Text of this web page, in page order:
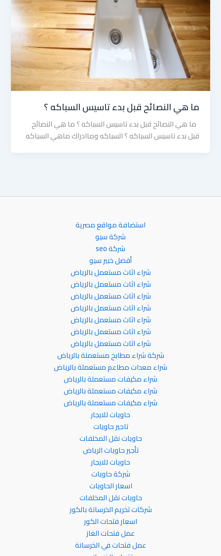
ما هي النصائح قبل بدء تاسيس السباكه ؟
ما هي النصائح قبل بدء تاسيس السباكه ؟ ما هي النصائح
قبل بدء تاسيس السباكه ؟ السباكه وماادراك ماهي السباكه
استضافة مواقع مصرية
شركة سيو
شركة seo
أفضل خبير سيو
شراء اثاث مستعمل بالرياض
شراء اثاث مستعمل بالرياض
شراء اثاث مستعمل بالرياض
شراء اثاث مستعمل بالرياض
شراء اثاث مستعمل بالرياض
شراء اثاث مستعمل بالرياض
شراء اثاث مستعمل بالرياض
شركة شراء مطابخ مستعملة بالرياض
شراء معدات مطاعم مستعملة بالرياض
شراء مكيفات مستعملة بالرياض
شراء مكيفات مستعملة بالرياض
شراء مكيفات مستعملة بالرياض
حاويات للايجار
تاجير حاويات
حاويات نقل المخلفات
تأجير حاويات الرياض
حاويات للايجار
شركة حاويات
اسعار الحاويات
حاويات نقل المخلفات
شركات تخريم الخرسانة بالكور
اسعار فتحات الكور
عمل فتحات الغاز
عمل فتحات في الخرسانة